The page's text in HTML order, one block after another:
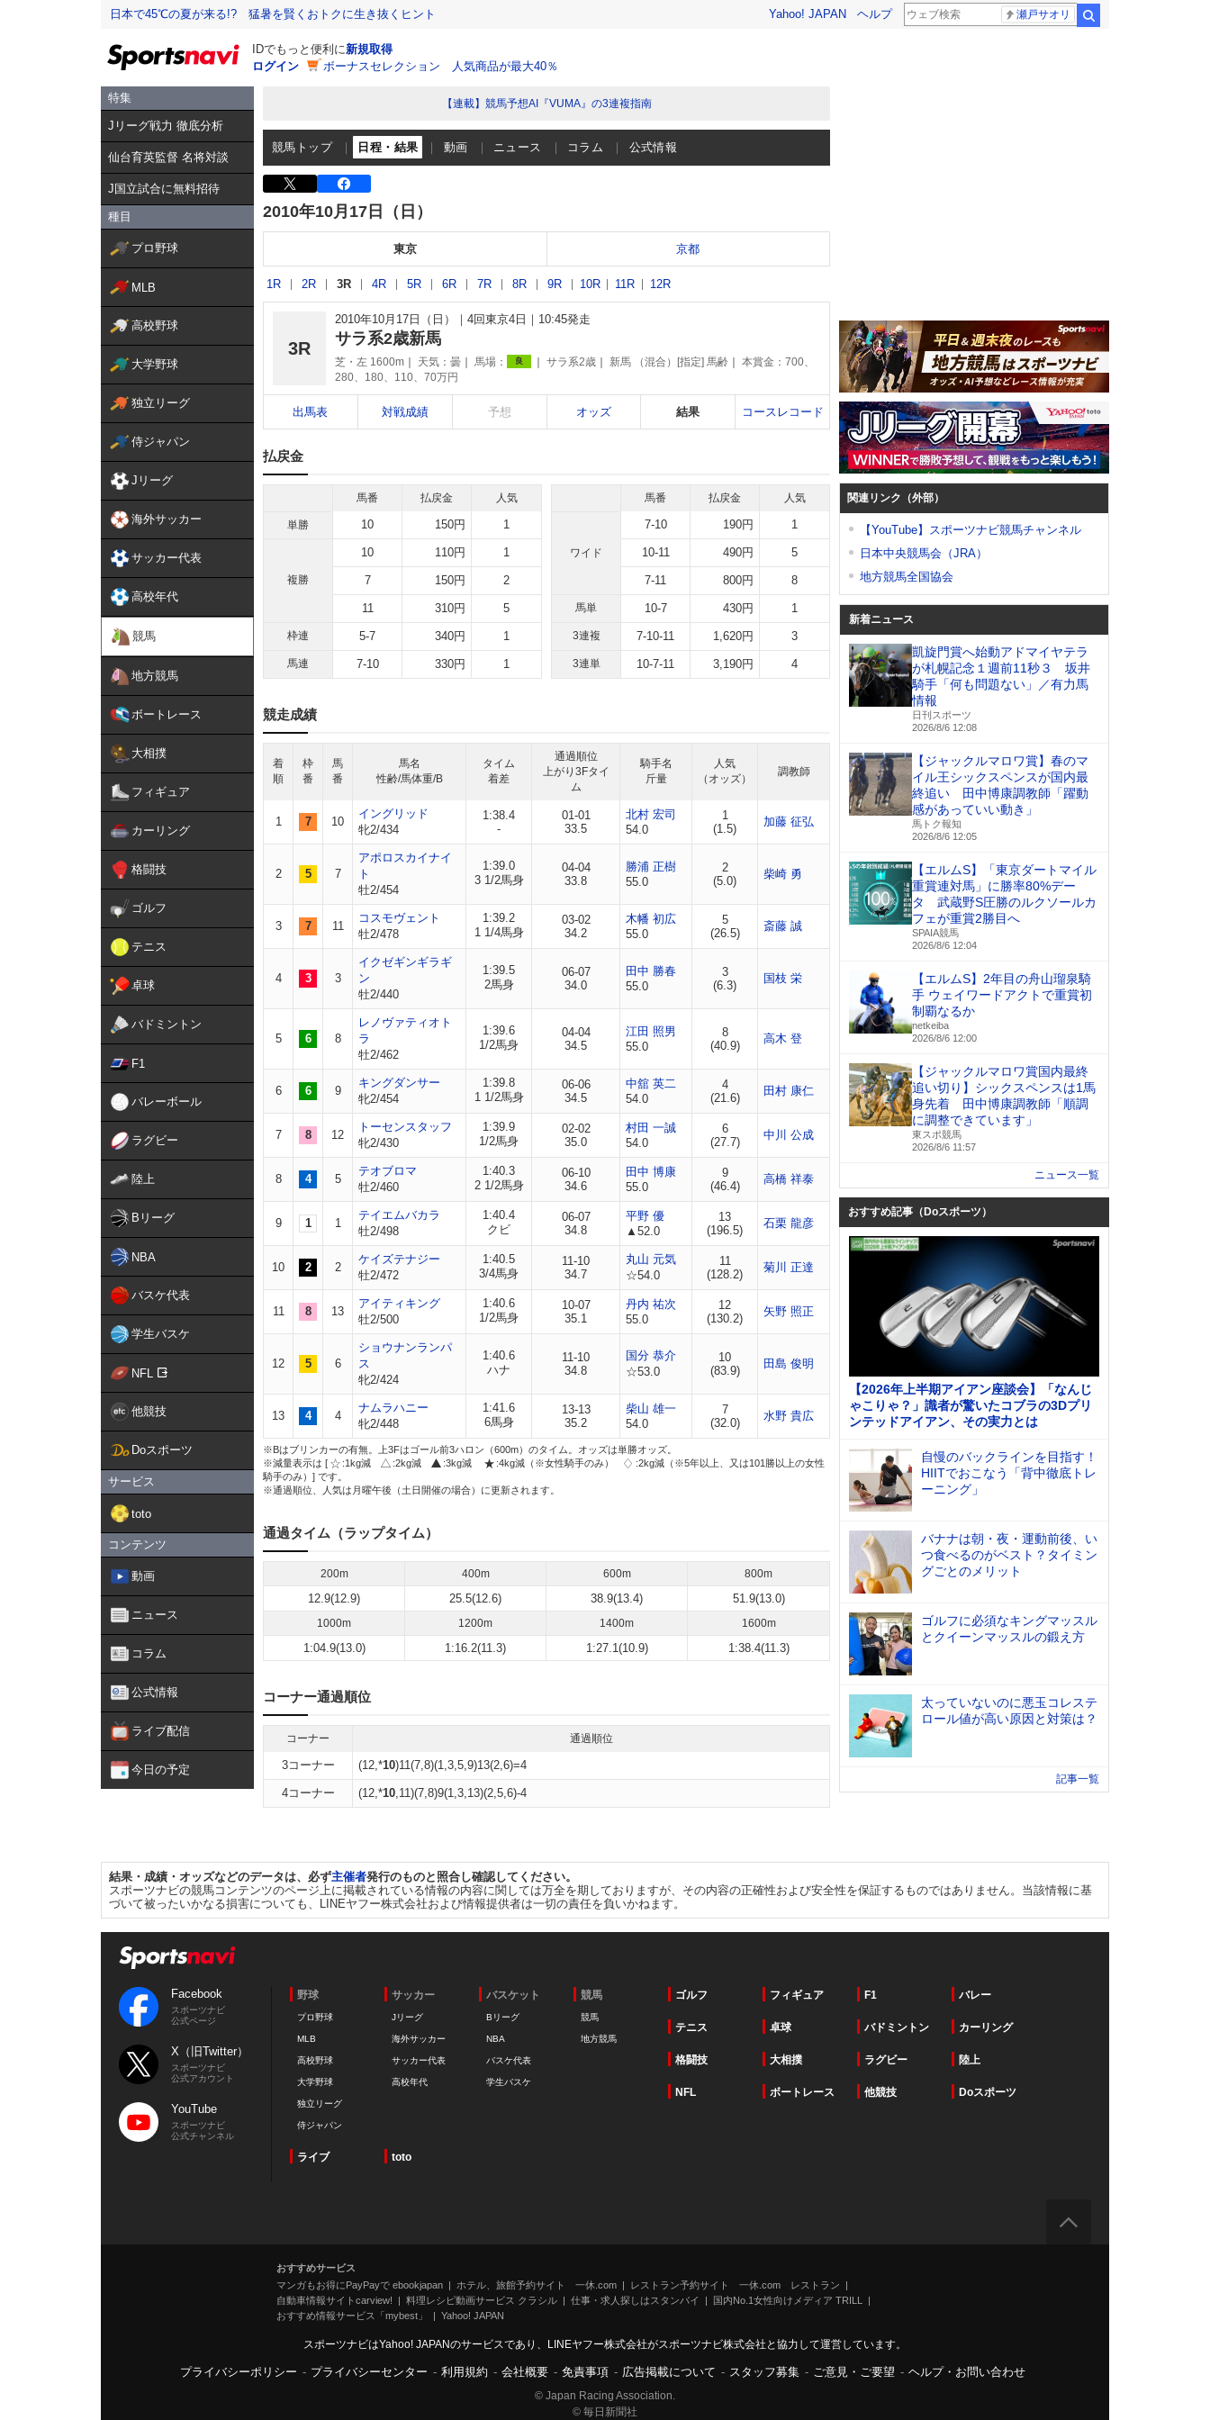
日本で45℃の夏が来る!? 猛暑を賢くおトクに生き抜くヒント Yahoo! JAPAN ヘルプ 瀬戸サオリ
IDでもっと便利に新規取得
ログイン
ボーナスセレクション 人気商品が最大40％
特集
Jリーグ戦力 徹底分析
仙台育英監督 名将対談
J国立試合に無料招待
種目
プロ野球
MLB
高校野球
大学野球
独立リーグ
侍ジャパン
Jリーグ
海外サッカー
サッカー代表
高校年代
競馬
地方競馬
ボートレース
大相撲
フィギュア
カーリング
格闘技
ゴルフ
テニス
卓球
バドミントン
F1
バレーボール
ラグビー
陸上
Bリーグ
NBA
バスケ代表
学生バスケ
NFL
他競技
Doスポーツ
サービス
toto
コンテンツ
動画
ニュース
コラム
公式情報
ライブ配信
今日の予定
【連載】競馬予想AI『VUMA』の3連複指南
競馬トップ 日程・結果 動画 ニュース コラム 公式情報
2010年10月17日（日）
東京 京都
1R 2R 3R 4R 5R 6R 7R 8R 9R 10R 11R 12R
3R
2010年10月17日（日） 4回東京4日 10:45発走
サラ系2歳新馬
芝・左 1600m 天気： 曇 馬場： 良 サラ系2歳 新馬 （混合）[指定] 馬齢
本賞金：700、
280、180、110、70万円
出馬表 対戦成績 予想 オッズ 結果 コースレコード
払戻金
馬番 払戻金 人気
単勝 10 150円 1
複勝
10 110円 1
7 150円 2
11 310円 5
枠連 5-7 340円 1
馬連 7-10 330円 1
馬番 払戻金 人気
ワイド
7-10 190円 1
10-11 490円 5
7-11 800円 8
馬単 10-7 430円 1
3連複 7-10-11 1,620円 3
3連単 10-7-11 3,190円 4
競走成績
着
順
枠
番
馬
番
馬名
性齢/馬体重/B
タイム
着差
通過順位
上がり3Fタイ
ム
騎手名
斤量
人気
（オッズ）
調教師
1 7 10
イングリッド
牝2/434
1:38.4
-
01-01
33.5
北村 宏司
54.0
1
(1.5)
加藤 征弘
2 5 7
アポロスカイナイ
ト
牡2/454
1:39.0
3 1/2馬身
04-04
33.8
勝浦 正樹
55.0
2
(5.0)
柴崎 勇
3 7 11
コスモヴェント
牡2/478
1:39.2
1 1/4馬身
03-02
34.2
木幡 初広
55.0
5
(26.5)
斎藤 誠
4 3 3
イクゼギンギラギ
ン
牡2/440
1:39.5
2馬身
06-07
34.0
田中 勝春
55.0
3
(6.3)
国枝 栄
5 6 8
レノヴァティオト
ラ
牡2/462
1:39.6
1/2馬身
04-04
34.5
江田 照男
55.0
8
(40.9)
高木 登
6 6 9
キングダンサー
牝2/454
1:39.8
1 1/2馬身
06-06
34.5
中舘 英二
54.0
4
(21.6)
田村 康仁
7 8 12
トーセンスタッフ
牝2/430
1:39.9
1/2馬身
02-02
35.0
村田 一誠
54.0
6
(27.7)
中川 公成
8 4 5
テオブロマ
牡2/460
1:40.3
2 1/2馬身
06-10
34.6
田中 博康
55.0
9
(46.4)
高橋 祥泰
9 1 1
テイエムバカラ
牡2/498
1:40.4
クビ
06-07
34.8
平野 優
▲52.0
13
(196.5)
石栗 龍彦
10 2 2
ケイズテナジー
牡2/472
1:40.5
3/4馬身
11-10
34.7
丸山 元気
☆54.0
11
(128.2)
菊川 正達
11 8 13
アイティキング
牡2/500
1:40.6
1/2馬身
10-07
35.1
丹内 祐次
55.0
12
(130.2)
矢野 照正
12 5 6
ショウナンランパ
ス
牝2/424
1:40.6
ハナ
11-10
34.8
国分 恭介
☆53.0
10
(83.9)
田島 俊明
13 4 4
ナムラハニー
牝2/448
1:41.6
6馬身
13-13
35.2
柴山 雄一
54.0
7
(32.0)
水野 貴広
※Bはブリンカーの有無。上3Fはゴール前3ハロン（600m）のタイム。オッズは単勝オッズ。
※減量表示は [
:1kg減 :2kg減 :3kg減 :4kg減（※女性騎手のみ）
:2kg減（※5年以上、又は101勝以上の女性
騎手のみ）] です。
※通過順位、人気は月曜午後（土日開催の場合）に更新されます。
通過タイム（ラップタイム）
200m 400m 600m 800m
12.9(12.9) 25.5(12.6) 38.9(13.4) 51.9(13.0)
1000m 1200m 1400m 1600m
1:04.9(13.0) 1:16.2(11.3) 1:27.1(10.9) 1:38.4(11.3)
コーナー通過順位
コーナー 通過順位
3コーナー (12,*10)11(7,8)(1,3,5,9)13(2,6)=4
4コーナー (12,*10,11)(7,8)9(1,3,13)(2,5,6)-4
関連リンク（外部）
【YouTube】スポーツナビ競馬チャンネル
日本中央競馬会（JRA）
地方競馬全国協会
新着ニュース
凱旋門賞へ始動アドマイヤテラ
が札幌記念１週前11秒３ 坂井
騎手「何も問題ない」／有力馬
情報
日刊スポーツ
2026/8/6 12:08
【ジャックルマロワ賞】春のマ
イル王シックスペンスが国内最
終追い 田中博康調教師「躍動
感があっていい動き」
馬トク報知
2026/8/6 12:05
【エルムS】「東京ダートマイル
重賞連対馬」に勝率80%デー
タ 武蔵野S圧勝のルクソールカ
フェが重賞2勝目へ
SPAIA競馬
2026/8/6 12:04
【エルムS】2年目の舟山瑠泉騎
手 ウェイワードアクトで重賞初
制覇なるか
netkeiba
2026/8/6 12:00
【ジャックルマロワ賞国内最終
追い切り】シックスペンスは1馬
身先着 田中博康調教師「順調
に調整できています」
東スポ競馬
2026/8/6 11:57
ニュース一覧
おすすめ記事（Doスポーツ）
【2026年上半期アイアン座談会】「なんじ
ゃこりゃ？」識者が驚いたコブラの3Dプリ
ンテッドアイアン、その実力とは
自慢のバックラインを目指す！
HIITでおこなう「背中徹底トレ
ーニング」
バナナは朝・夜・運動前後、い
つ食べるのがベスト？タイミン
グごとのメリット
ゴルフに必須なキングマッスル
とクイーンマッスルの鍛え方
太っていないのに悪玉コレステ
ロール値が高い原因と対策は？
記事一覧
結果・成績・オッズなどのデータは、必ず主催者発行のものと照合し確認してください。
スポーツナビの競馬コンテンツのページ上に掲載されている情報の内容に関しては万全を期しておりますが、その内容の正確性および安全性を保証するものではありません。当該情報に基
づいて被ったいかなる損害についても、LINEヤフー株式会社および情報提供者は一切の責任を負いかねます。
Facebook
スポーツナビ
公式ページ
X（旧Twitter）
スポーツナビ
公式アカウント
YouTube
スポーツナビ
公式チャンネル
野球
プロ野球
MLB
高校野球
大学野球
独立リーグ
侍ジャパン
サッカー
Jリーグ
海外サッカー
サッカー代表
高校年代
バスケット
Bリーグ
NBA
バスケ代表
学生バスケ
競馬
競馬
地方競馬
ゴルフ フィギュア F1 バレー
テニス 卓球 バドミントン カーリング
格闘技 大相撲 ラグビー 陸上
NFL ボートレース 他競技 Doスポーツ
ライブ toto
おすすめサービス
マンガもお得にPayPayで ebookjapan
ホテル、旅館予約サイト 一休.com
レストラン予約サイト 一休.com レストラン
自動車情報サイトcarview!
料理レシピ動画サービス クラシル 仕事・求人探しはスタンバイ
国内No.1女性向けメディア TRILL
おすすめ情報サービス「mybest」
Yahoo! JAPAN
スポーツナビはYahoo! JAPANのサービスであり、LINEヤフー株式会社がスポーツナビ株式会社と協力して運営しています。
プライバシーポリシー - プライバシーセンター - 利用規約 - 会社概要 - 免責事項 - 広告掲載について - スタッフ募集 - ご意見・ご要望 - ヘルプ・お問い合わせ
© Japan Racing Association.
© 毎日新聞社